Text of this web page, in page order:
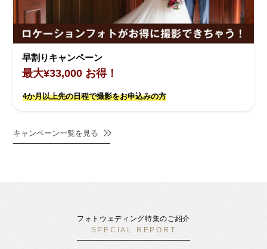
早割りキャンペーン
最大¥33,000 お得！
4か月以上先の日程で撮影をお申込みの方
キャンペーン一覧を見る
フォトウェディング特集のご紹介
SPECIAL REPORT